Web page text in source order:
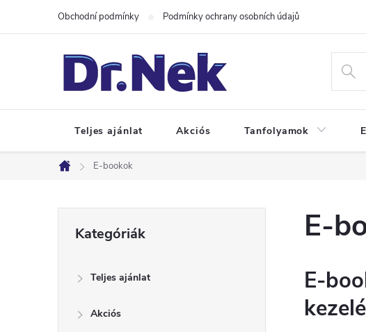
Obchodní podmínky Podmínky ochrany osobních údajů
Teljes ajánlat Akciós Tanfolyamok
Kezdőlap
E-bookok
O
átugrása
Kategóriák
Teljes ajánlat
Akciós
E-
E-